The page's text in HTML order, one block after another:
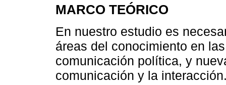
MARCO TEÓRICO
En nuestro estudio es
áreas del conocimiento en
comunicación política, y
comunicación y la